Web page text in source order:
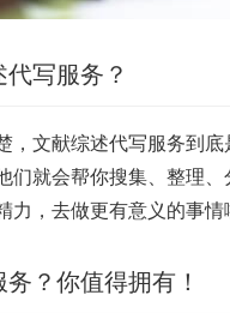
写服务？
，文献综述代写服务到
们就会帮你搜集、整理
力，去做更有意义的事情
？你值得拥有！